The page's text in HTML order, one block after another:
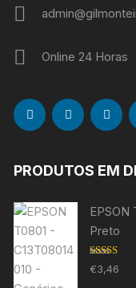
Online 24 Horas
PRODUTOS EM
EPSON
Preto
Avaliação
5.00 de 5
€3,46